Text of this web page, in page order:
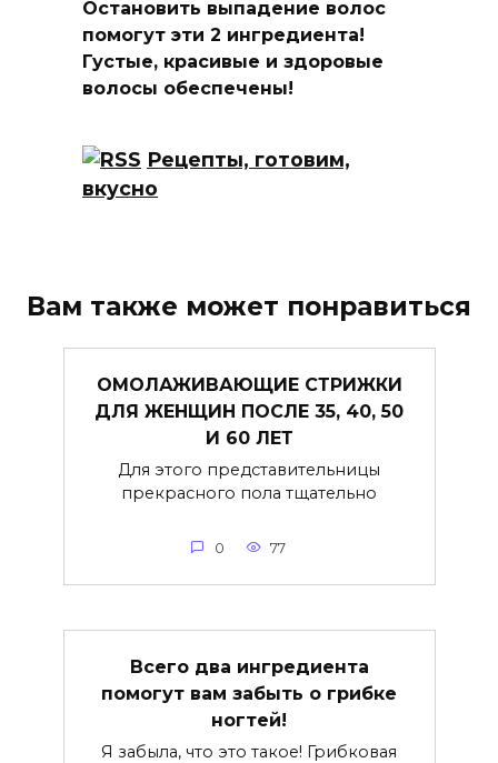
Остановить выпадение волос
помогут эти 2 ингредиента!
Густые, красивые и здоровые
волосы обеспечены!
Рецепты, готовим,
вкусно
Вам также может понравиться
ОМОЛАЖИВАЮЩИЕ СТРИЖКИ
ДЛЯ ЖЕНЩИН ПОСЛЕ 35, 40, 50
И 60 ЛЕТ
Для этого представительницы
прекрасного пола тщательно
0 77
Всего два ингредиента
помогут вам забыть о грибке
ногтей!
Я забыла, что это такое! Грибковая